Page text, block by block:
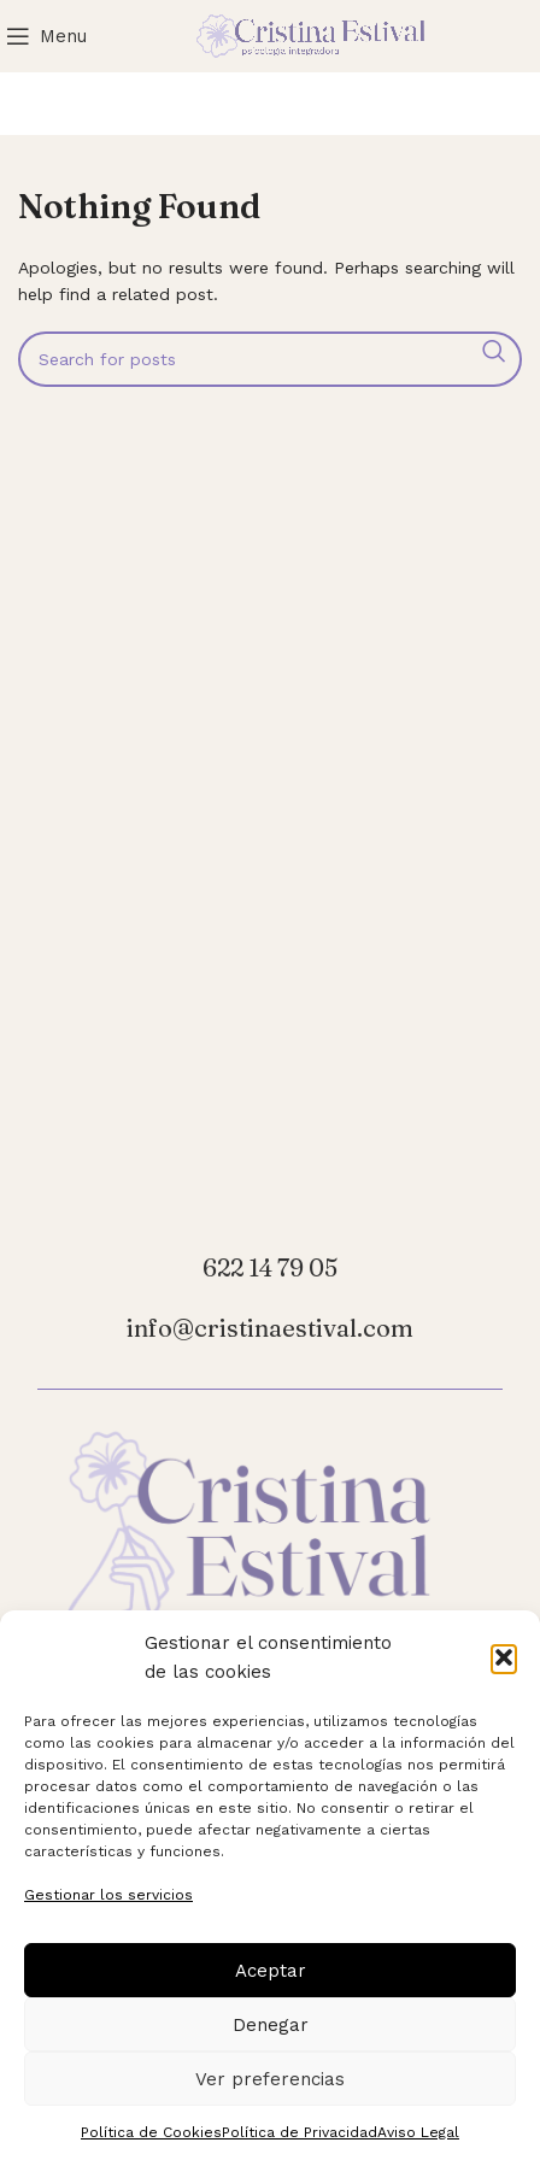
Gestionar el consentimiento
de las cookies
Para ofrecer las mejores experiencias, utilizamos tecnologías
como las cookies para almacenar y/o acceder a la información del
dispositivo. El consentimiento de estas tecnologías nos permitirá
procesar datos como el comportamiento de navegación o las
identificaciones únicas en este sitio. No consentir o retirar el
consentimiento, puede afectar negativamente a ciertas
características y funciones.
Gestionar los servicios
Aceptar
Denegar
Ver preferencias
Política de CookiesPolítica de PrivacidadAviso Legal
Menu
Nothing Found
Apologies, but no results were found. Perhaps searching will
help find a related post.
622 14 79 05
info@cristinaestival.com
Home
Sobre mí
Servicios
Blog
Contacto